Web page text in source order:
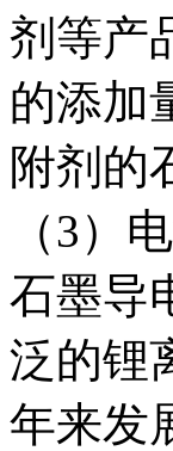
剂等产
的添加
附剂的
（3）
石墨导
泛的锂
年来发